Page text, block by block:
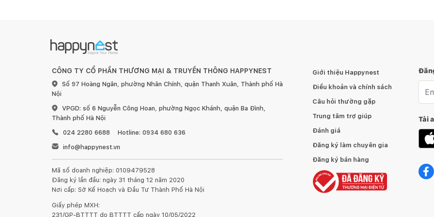
1. Đối với đồ gỗ trong nhà:
Tránh để đồ quá nóng hoặc quá lạnh trực tiếp lên bề mặt gỗ, hãy dùng miếng lót bên dưới.
Đối với đồ nội thất làm từ gỗ, chúng tôi khuyến nghị nên dùng sáp và xi bóng gỗ để chà sạch và làm mới ít
nhất 6 tháng một lần.
Đồ nội thất bằng gỗ sẽ có sự khác nhau về vân gỗ hoặc những tì vết tự nhiên mà không làm ảnh hưởng
đến chất lượng và tính thẩm mỹ của sản phẩm.
CÔNG TY CỔ PHẦN THƯƠNG MẠI & TRUYỀN THÔNG HAPPYNEST
Số 97 Hoàng Ngân, phường Nhân Chính, quận Thanh Xuân, Thành phố Hà
Nội
VPGD: số 6 Nguyễn Công Hoan, phường Ngọc Khánh, quận Ba Đình,
Thành phố Hà Nội
024 2280 6688
Hotline: 0934 680 636
info@happynest.vn
Mã số doanh nghiệp: 0109479528
Đăng ký lần đầu: ngày 31 tháng 12 năm 2020
Nơi cấp: Sở Kế Hoạch và Đầu Tư Thành Phố Hà Nội
Giấy phép MXH:
231/GP-BTTTT do BTTTT cấp ngày 10/05/2022
Giới thiệu Happynest
Điều khoản và chính sách
Câu hỏi thường gặp
Trung tâm trợ giúp
Đánh giá
Đăng ký làm chuyên gia
Đăng ký bán hàng
Tải